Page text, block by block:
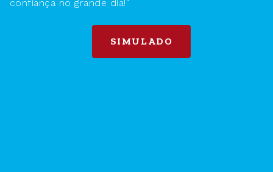
confiança no grande dia!"
SIMULADO